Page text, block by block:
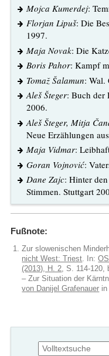
Mojca Kumerdej:
Florjan Lipuš: Die
1997.
Maja Novak: Die
Boris Pahor: Kampf
Tomaž Šalamun: Wal.
Aleš Šteger: Buch der
2006.
Aleš Šteger, Mitja
Neue Erzählungen
Maja Vidmar:
Goran Vojnović:
Dane Zajc: Hinter
Stimmen. Stuttgart
Fußnote:
Zur slowenischen
nicht West: Triest . In:
(2013), H. 2 , S. 114-
– Zur Situation der
von Danijel Grafenauer
Suchformular
Suche